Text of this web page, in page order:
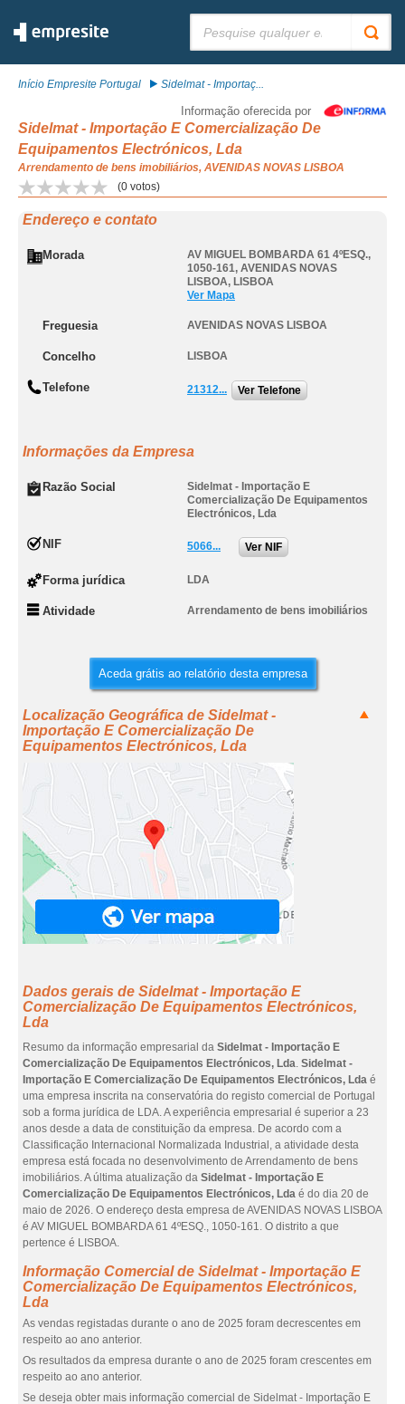
Início Empresite Portugal Sidelmat - Importaç...
Informação oferecida por
Sidelmat - Importação E Comercialização De
Equipamentos Electrónicos, Lda
Arrendamento de bens imobiliários, AVENIDAS NOVAS LISBOA
(0 votos)
Endereço e contato
Morada
AV MIGUEL BOMBARDA 61 4ºESQ.,
1050-161, AVENIDAS NOVAS
LISBOA, LISBOA
Ver Mapa
Freguesia AVENIDAS NOVAS LISBOA
Concelho LISBOA
Telefone 21312... Ver Telefone
Informações da Empresa
Razão Social
Sidelmat - Importação E
Comercialização De Equipamentos
Electrónicos, Lda
NIF 5066... Ver NIF
Forma jurídica LDA
Atividade Arrendamento de bens imobiliários
Aceda grátis ao relatório desta empresa
Localização Geográfica de Sidelmat -
Importação E Comercialização De
Equipamentos Electrónicos, Lda
Dados gerais de Sidelmat - Importação E
Comercialização De Equipamentos Electrónicos,
Lda
Resumo da informação empresarial da Sidelmat - Importação E
Comercialização De Equipamentos Electrónicos, Lda. Sidelmat -
Importação E Comercialização De Equipamentos Electrónicos, Lda é
uma empresa inscrita na conservatória do registo comercial de Portugal
sob a forma jurídica de LDA. A experiência empresarial é superior a 23
anos desde a data de constituição da empresa. De acordo com a
Classificação Internacional Normalizada Industrial, a atividade desta
empresa está focada no desenvolvimento de Arrendamento de bens
imobiliários. A última atualização da Sidelmat - Importação E
Comercialização De Equipamentos Electrónicos, Lda é do dia 20 de
maio de 2026. O endereço desta empresa de AVENIDAS NOVAS LISBOA
é AV MIGUEL BOMBARDA 61 4ºESQ., 1050-161. O distrito a que
pertence é LISBOA.
Informação Comercial de Sidelmat - Importação E
Comercialização De Equipamentos Electrónicos,
Lda
As vendas registadas durante o ano de 2025 foram decrescentes em
respeito ao ano anterior.
Os resultados da empresa durante o ano de 2025 foram crescentes em
respeito ao ano anterior.
Se deseja obter mais informação comercial de Sidelmat - Importação E